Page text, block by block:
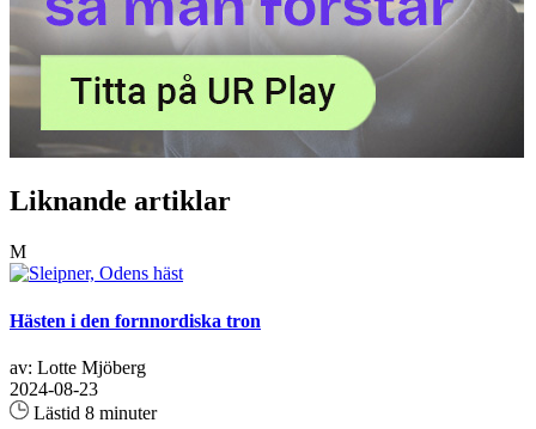
Liknande artiklar
M
Hästen i den fornnordiska tron
av: Lotte Mjöberg
2024-08-23
Lästid 8 minuter